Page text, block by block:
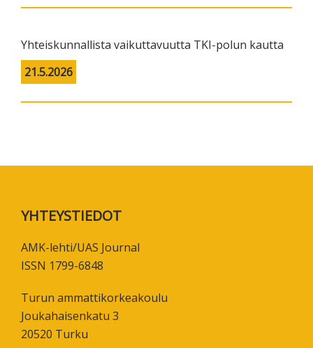
Yhteiskunnallista vaikuttavuutta TKI-polun kautta
21.5.2026
Footer
YHTEYSTIEDOT
AMK-lehti/UAS Journal
ISSN 1799-6848
Turun ammattikorkeakoulu
Joukahaisenkatu 3
20520 Turku